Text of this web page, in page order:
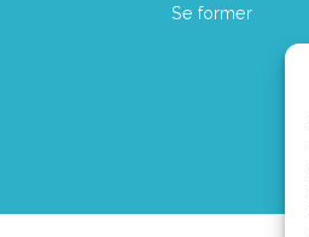
Se former